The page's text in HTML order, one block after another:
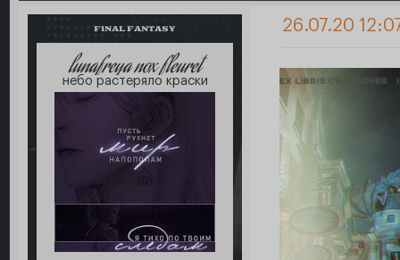
FINAL FANTASY
lunafreya nox fleuret
небо растеряло краски
26.07.20